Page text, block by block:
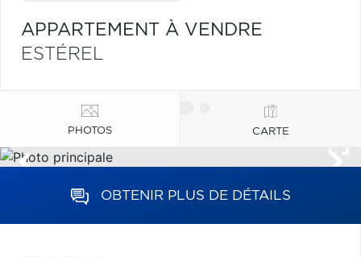
APPARTEMENT À VENDRE
ESTÉREL
PHOTOS CARTE
OBTENIR PLUS DE DÉTAILS